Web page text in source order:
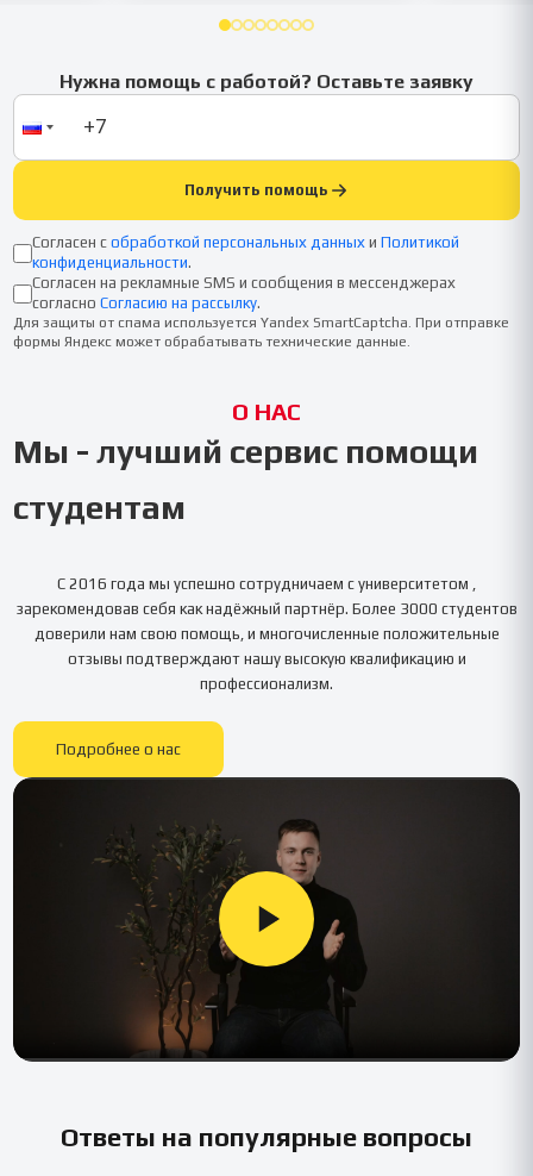
Нужна помощь с работой? Оставьте заявку
Получить помощь
Согласен с обработкой персональных данных и Политикой
конфиденциальности.
Согласен на рекламные SMS и сообщения в мессенджерах
согласно Согласию на рассылку.
Для защиты от спама используется Yandex SmartCaptcha. При отправке
формы Яндекс может обрабатывать технические данные.
О НАС
Мы - лучший сервис помощи
студентам
С 2016 года мы успешно сотрудничаем с университетом
зарекомендовав себя как надёжный партнёр. Более 3000 студентов
доверили нам свою помощь, и многочисленные положительные
отзывы подтверждают нашу высокую квалификацию и
профессионализм.
Подробнее о нас
Ответы на популярные вопросы